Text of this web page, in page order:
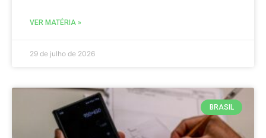
VER MATÉRIA »
29 de julho de 2026
BRASIL